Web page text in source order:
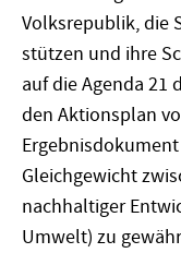
Volksrepublik, die
stützen und ihre
auf die Agenda 21
den Aktionsplan
Gleichgewicht
nachhaltiger
Umwelt) zu